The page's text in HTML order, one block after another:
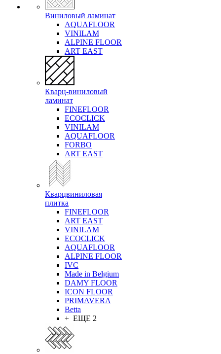
Виниловый ламинат
AQUAFLOOR
VINILAM
ALPINE FLOOR
ART EAST
Кварц-виниловый
ламинат
FINEFLOOR
ECOCLICK
VINILAM
AQUAFLOOR
FORBO
ART EAST
Кварцвиниловая
плитка
FINEFLOOR
ART EAST
VINILAM
ECOCLICK
AQUAFLOOR
ALPINE FLOOR
IVC
Made in Belgium
DAMY FLOOR
ICON FLOOR
PRIMAVERA
Betta
+ ЕЩЕ 2